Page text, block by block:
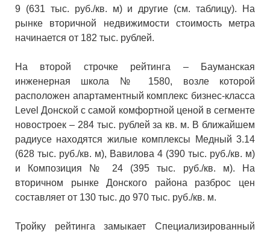
9 (631 тыс. руб./кв. м) и другие (см. таблицу). На
рынке вторичной недвижимости стоимость метра
начинается от 182 тыс. рублей.
На второй строчке рейтинга – Бауманская
инженерная школа № 1580, возле которой
расположен апартаментный комплекс бизнес-класса
Level Донской с самой комфортной ценой в сегменте
новостроек – 284 тыс. рублей за кв. м. В ближайшем
радиусе находятся жилые комплексы Медный 3.14
(628 тыс. руб./кв. м), Вавилова 4 (390 тыс. руб./кв. м)
и Композиция № 24 (395 тыс. руб./кв. м). На
вторичном рынке Донского района разброс цен
составляет от 130 тыс. до 970 тыс. руб./кв. м.
Тройку рейтинга замыкает Специализированный